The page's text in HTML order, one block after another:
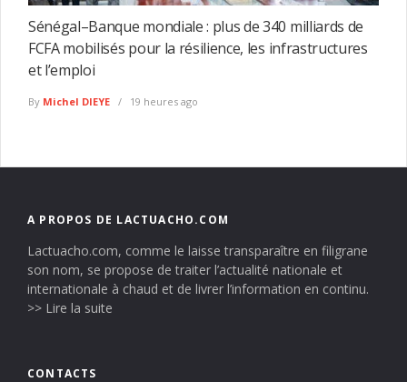
Sénégal–Banque mondiale : plus de 340 milliards de
FCFA mobilisés pour la résilience, les infrastructures
et l’emploi
By Michel DIEYE 19 heures ago
A PROPOS DE LACTUACHO.COM
Lactuacho.com, comme le laisse transparaître en filigrane
son nom, se propose de traiter l’actualité nationale et
internationale à chaud et de livrer l’information en continu.
>> Lire la suite
CONTACTS